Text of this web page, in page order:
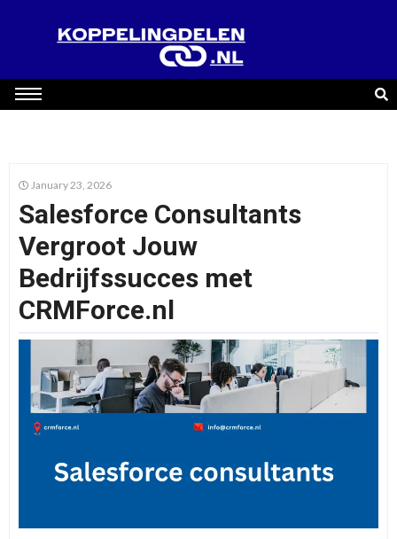
January 23, 2026
Salesforce Consultants
Vergroot Jouw
Bedrijfssucces met
CRMForce.nl